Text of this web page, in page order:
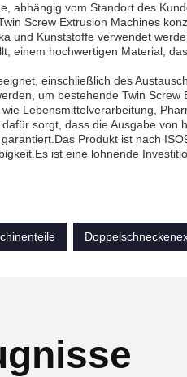
abhängig vom Standort des
Screw Extrusion Machines
und Kunststoffe verwendet
einem hochwertigen Material,
einschließlich des
um bestehende Twin Screw
Lebensmittelverarbeitung,
sorgt, dass die Ausgabe von
Produkt ist nach
ist eine lohnende